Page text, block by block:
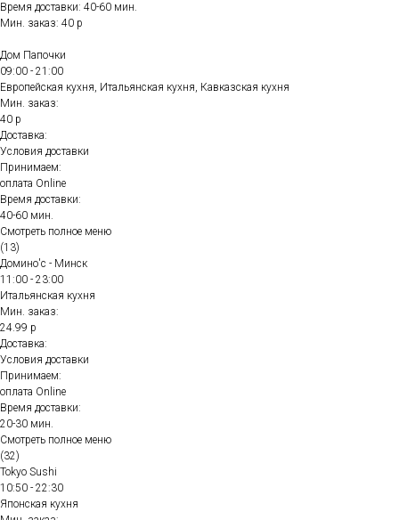
Время доставки: 40-60 мин.
Мин. заказ: 40 р
Дом Папочки
09:00 - 21:00
Европейская кухня, Итальянская кухня, Кавказская кухня
Мин. заказ:
40 р
Доставка:
Условия доставки
Принимаем:
оплата Online
Время доставки:
40-60 мин.
Смотреть полное меню
(13)
Домино'с - Минск
11:00 - 23:00
Итальянская кухня
Мин. заказ:
24.99 р
Доставка:
Условия доставки
Принимаем:
оплата Online
Время доставки:
20-30 мин.
Смотреть полное меню
(32)
Tokyo Sushi
10:50 - 22:30
Японская кухня